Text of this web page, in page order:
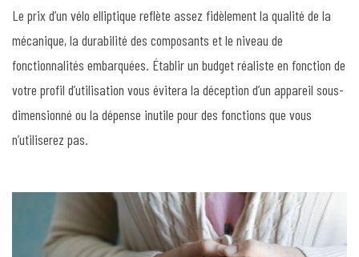
Le prix d’un vélo elliptique reflète assez fidèlement la qualité de la
mécanique, la durabilité des composants et le niveau de
fonctionnalités embarquées. Établir un budget réaliste en fonction de
votre profil d’utilisation vous évitera la déception d’un appareil sous-
dimensionné ou la dépense inutile pour des fonctions que vous
n’utiliserez pas.